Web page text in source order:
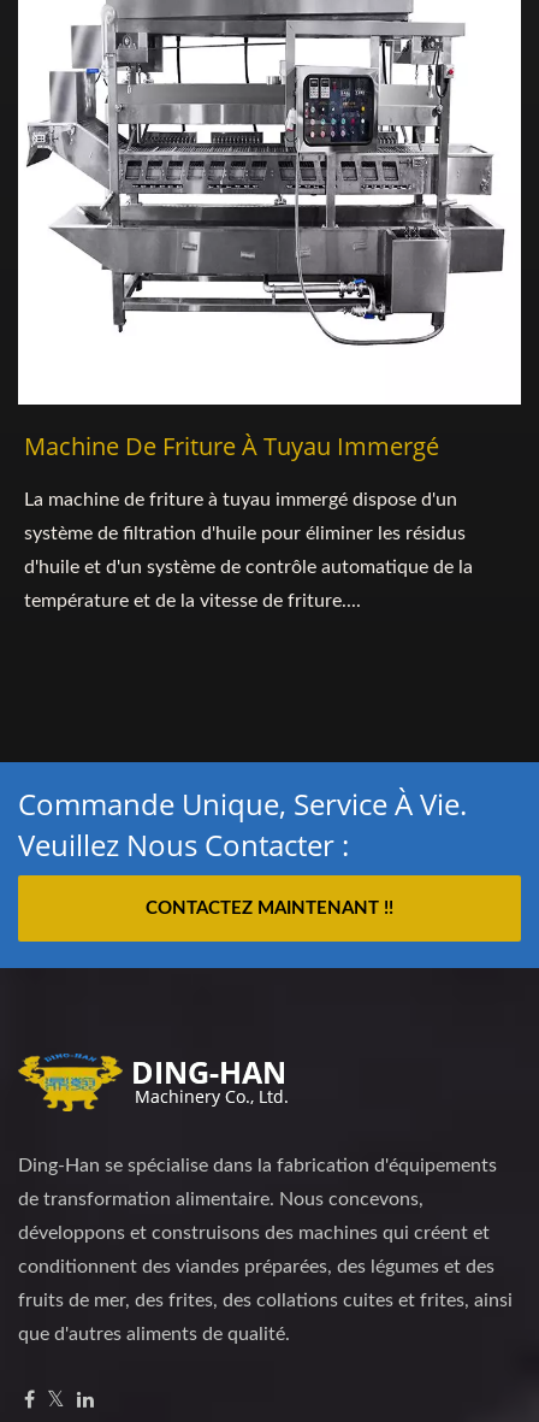
Machine De Friture À Tuyau Immergé
La machine de friture à tuyau immergé dispose d'un
système de filtration d'huile pour éliminer les résidus
d'huile et d'un système de contrôle automatique de la
température et de la vitesse de friture....
Commande Unique, Service À Vie.
Veuillez Nous Contacter :
CONTACTEZ MAINTENANT !!
Ding-Han se spécialise dans la fabrication d'équipements
de transformation alimentaire. Nous concevons,
développons et construisons des machines qui créent et
conditionnent des viandes préparées, des légumes et des
fruits de mer, des frites, des collations cuites et frites, ainsi
que d'autres aliments de qualité.